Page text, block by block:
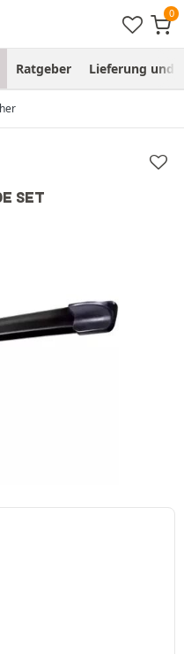
Ratgeber Lieferung und
SET